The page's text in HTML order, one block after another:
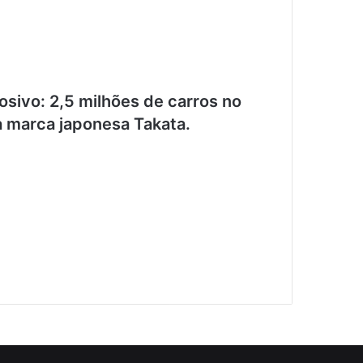
2,5 milhões de carros no
japonesa Takata.